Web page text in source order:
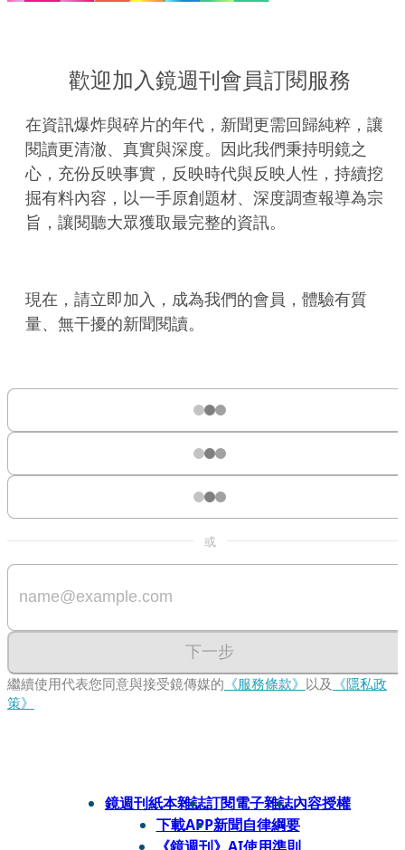
歡迎加入鏡週刊會員訂閱服務
在資訊爆炸與碎片的年代，新聞更需回歸純粹，讓
閱讀更清澈、真實與深度。因此我們秉持明鏡之
心，充份反映事實，反映時代與反映人性，持續挖
掘有料內容，以一手原創題材、深度調查報導為宗
旨，讓閱聽大眾獲取最完整的資訊。
現在，請立即加入，成為我們的會員，體驗有質
量、無干擾的新聞閱讀。
或
下一步
繼續使用代表您同意與接受鏡傳媒的 《服務條款》 以及 《隱私政
策》
鏡週刊紙本雜誌訂閱電子雜誌內容授權
下載APP新聞自律綱要